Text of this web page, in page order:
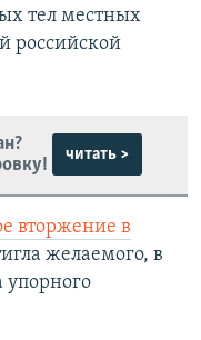
тел местных
российской
читать >
вторжение в
желаемого, в
упорного